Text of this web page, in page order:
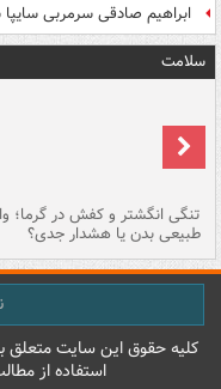
ابراهیم صادقی سرمربی
سلامت
تنگی انگشتر و کفش در گرما؛
طبیعی بدن یا هشدار جدی؟
کليه حقوق اين سايت متعلق
استفاده از